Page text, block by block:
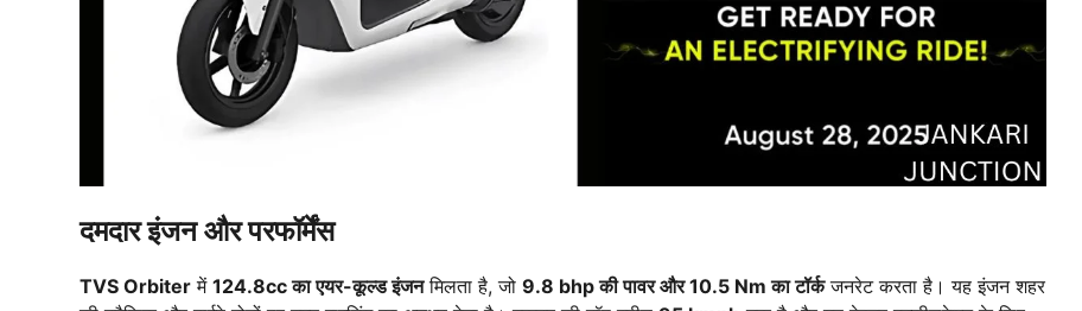
दमदार इंजन और परफॉर्मेंस
TVS Orbiter में 124.8cc का एयर-कूल्ड इंजनमिलता है, जो 9.8 bhp की पावर और 10.5 Nm का टॉर्कजनरेट करता है। यह इंजन शहर